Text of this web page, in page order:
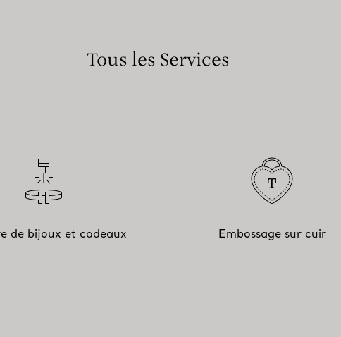
Tous les Services
de bijoux et cadeaux Embossage sur cuir